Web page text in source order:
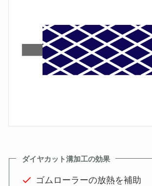
ダイヤカット溝加工の効果
ゴムローラーの放熱を補助